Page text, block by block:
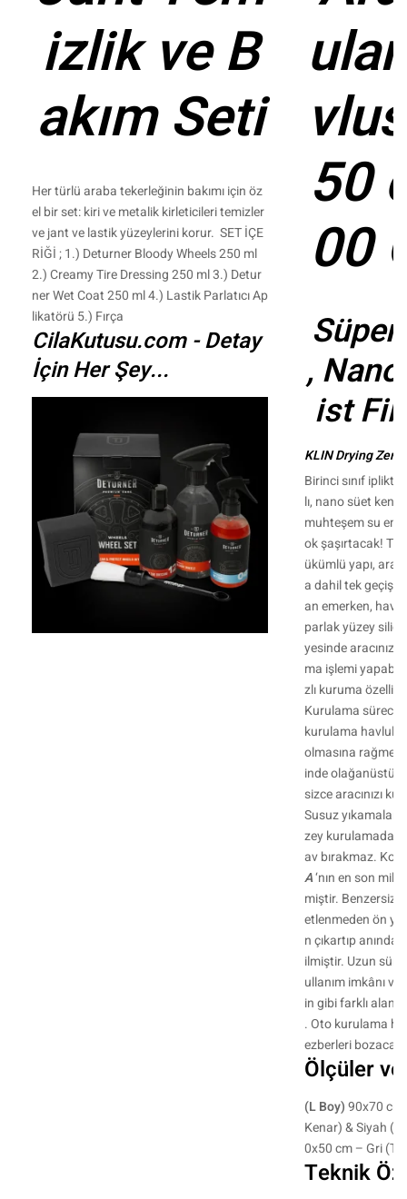
izlik ve B
akım Seti
Her türlü araba tekerleğinin bakımı için öz
el bir set: kiri ve metalik kirleticileri temizler
ve jant ve lastik yüzeylerini korur. SET İÇE
RİĞİ ; 1.) Deturner Bloody Wheels 250 ml
2.) Creamy Tire Dressing 250 ml 3.) Detur
ner Wet Coat 250 ml 4.) Lastik Parlatıcı Ap
likatörü 5.) Fırça
CilaKutusu.com - Detay
İçin Her Şey...
50
00
,
ist
KLIN Drying Zero
Birinci sınıf
lı, nano süet
muhteşem su
ok şaşırtacak!
ükümlü yapı,
a dahil tek
an emerken,
parlak yüzey
yesinde
ma işlemi
zlı kuruma
Kurulama
kurulama
olmasına rağmen
inde olağanüstü
sizce aracınızı
Susuz
zey kurulamada
av bırakmaz.
A‘nın en son
miştir. Benzersiz
etlenmeden ön
n çıkartıp anında
ilmiştir. Uzun
ullanım imkânı
in gibi farklı
. Oto kurulama
ezberleri bozacak
Ölçüler
(L Boy)90x70 cm
Kenar) & Siyah
0x50 cm – Gri
Teknik